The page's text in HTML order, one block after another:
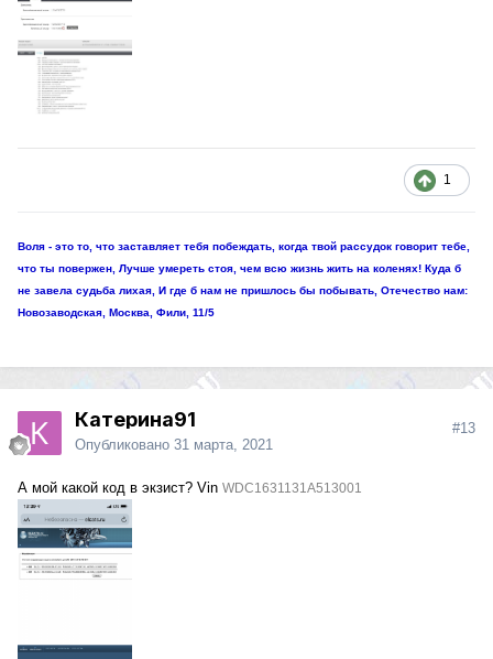
1
Воля - это то, что заставляет тебя побеждать, когда твой рассудок говорит тебе,
что ты повержен, Лучше умереть стоя, чем всю жизнь жить на коленях! Куда б
не завела судьба лихая, И где б нам не пришлось бы побывать, Отечество нам:
Новозаводская, Москва, Фили, 11/5
Катерина91
Опубликовано 31 марта, 2021
#13
А мой какой код в экзист? Vin WDC1631131A513001